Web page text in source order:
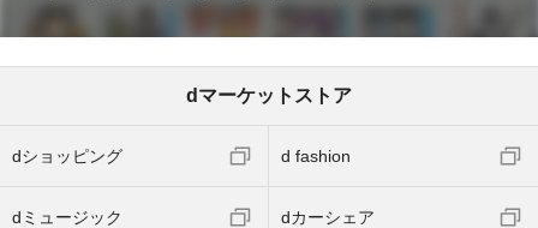
dマーケットストア
dショッピング d fashion
dミュージック dカーシェア